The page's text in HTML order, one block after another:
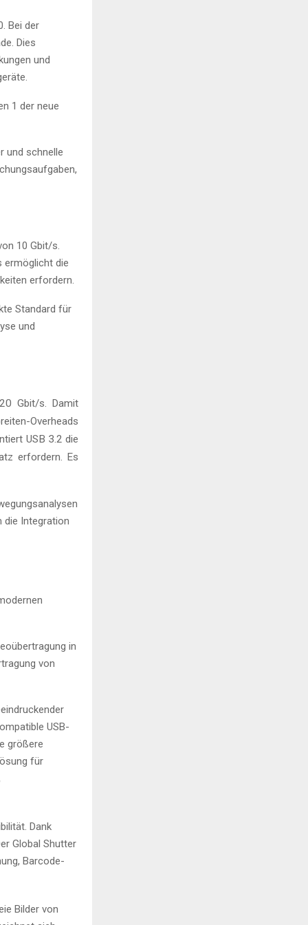
Bei der
Dies
und
1 der neue
und schnelle
10 Gbit/s.
ermöglicht die
erfordern.
Standard für
und
Gbit/s. Damit
Overheads
USB 3.2 die
erfordern. Es
die Integration
in
von
USB-
größere
für
Dank
Global Shutter
Barcode-
Bilder von